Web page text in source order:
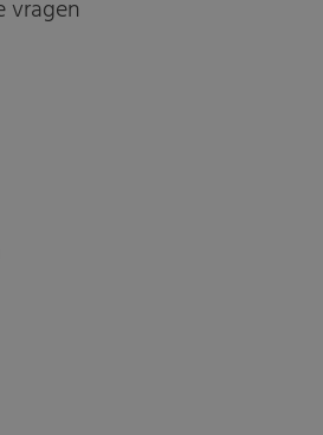
vragen